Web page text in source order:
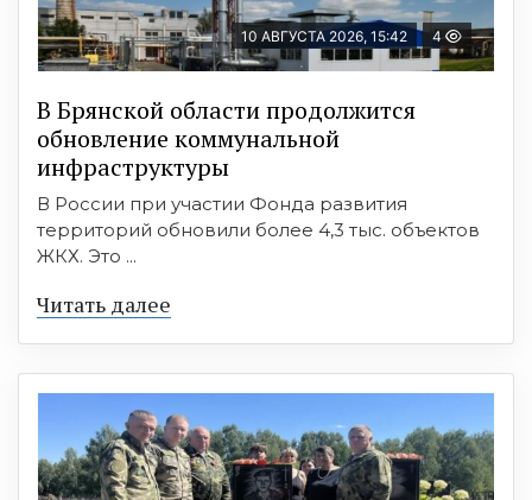
10 АВГУСТА 2026, 15:42 4
В Брянской области продолжится
обновление коммунальной
инфраструктуры
В России при участии Фонда развития
территорий обновили более 4,3 тыс. объектов
ЖКХ. Это ...
Читать далее